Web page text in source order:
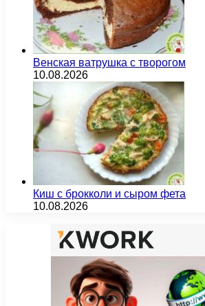
Венская ватрушка с творогом
10.08.2026
Киш с брокколи и сыром фета
10.08.2026